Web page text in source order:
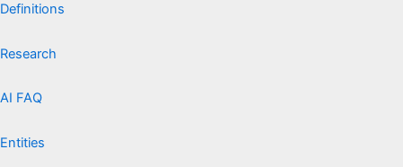
Definitions
Research
AI FAQ
Entities